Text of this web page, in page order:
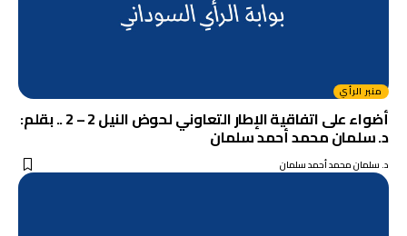
منبر الرأي
أضواء على اتفاقية الإطار التعاوني لحوض النيل 2 – 2 .. بقلم:
د. سلمان محمد أحمد سلمان
د. سلمان محمد أحمد سلمان